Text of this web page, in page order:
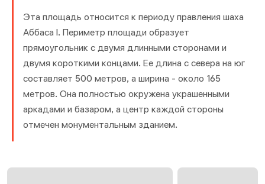
Эта площадь относится к периоду правления шаха
Аббаса I. Периметр площади образует
прямоугольник с двумя длинными сторонами и
двумя короткими концами. Ее длина с севера на юг
составляет 500 метров, а ширина - около 165
метров. Она полностью окружена украшенными
аркадами и базаром, а центр каждой стороны
отмечен монументальным зданием.